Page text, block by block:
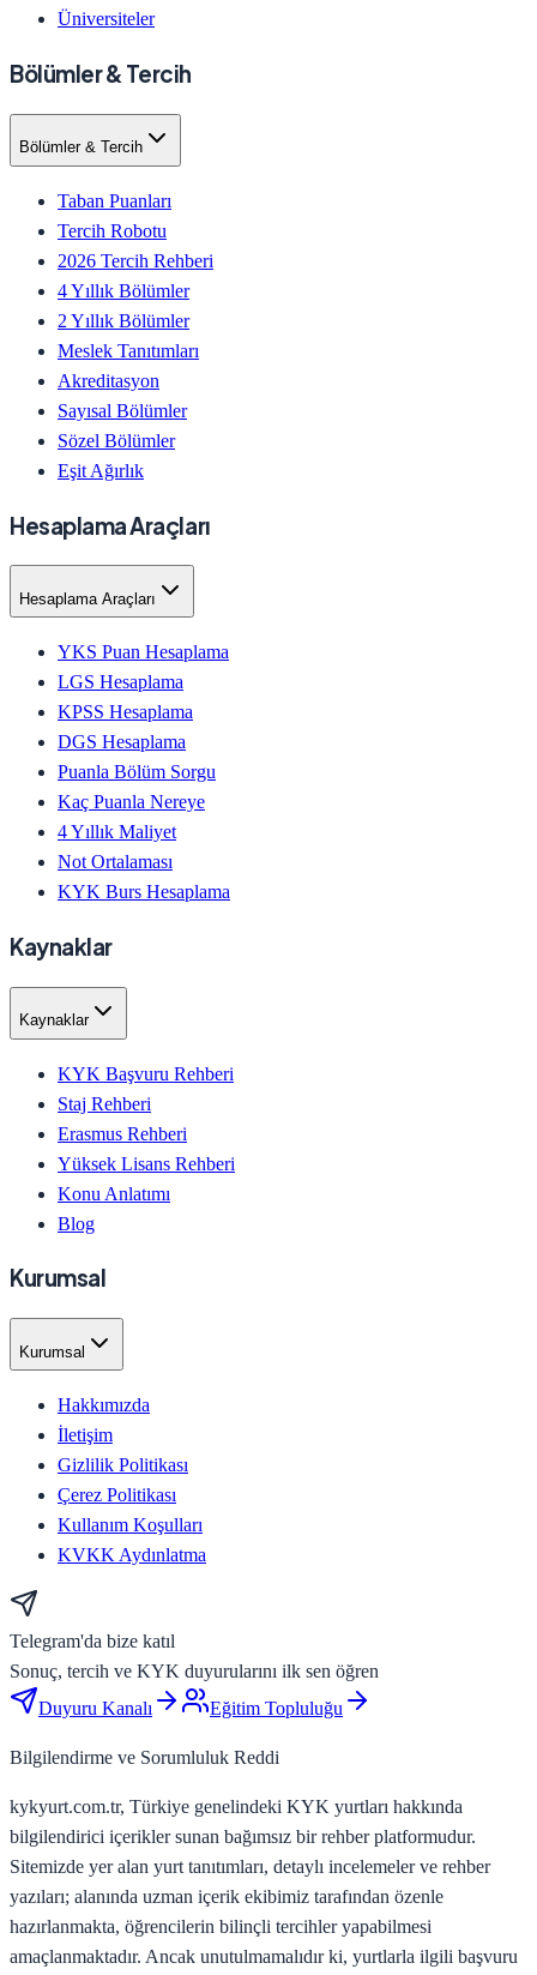
Üniversiteler
Bölümler & Tercih
Bölümler & Tercih
Taban Puanları
Tercih Robotu
2026 Tercih Rehberi
4 Yıllık Bölümler
2 Yıllık Bölümler
Meslek Tanıtımları
Akreditasyon
Sayısal Bölümler
Sözel Bölümler
Eşit Ağırlık
Hesaplama Araçları
Hesaplama Araçları
YKS Puan Hesaplama
LGS Hesaplama
KPSS Hesaplama
DGS Hesaplama
Puanla Bölüm Sorgu
Kaç Puanla Nereye
4 Yıllık Maliyet
Not Ortalaması
KYK Burs Hesaplama
Kaynaklar
Kaynaklar
KYK Başvuru Rehberi
Staj Rehberi
Erasmus Rehberi
Yüksek Lisans Rehberi
Konu Anlatımı
Blog
Kurumsal
Kurumsal
Hakkımızda
İletişim
Gizlilik Politikası
Çerez Politikası
Kullanım Koşulları
KVKK Aydınlatma
Telegram'da bize katıl
Sonuç, tercih ve KYK duyurularını ilk sen öğren
Duyuru Kanalı
Eğitim Topluluğu
Bilgilendirme ve Sorumluluk Reddi
kykyurt.com.tr, Türkiye genelindeki KYK yurtları hakkında
bilgilendirici içerikler sunan bağımsız bir rehber platformudur.
Sitemizde yer alan yurt tanıtımları, detaylı incelemeler ve rehber
yazıları; alanında uzman içerik ekibimiz tarafından özenle
hazırlanmakta, öğrencilerin bilinçli tercihler yapabilmesi
amaçlanmaktadır. Ancak unutulmamalıdır ki, yurtlarla ilgili başvuru